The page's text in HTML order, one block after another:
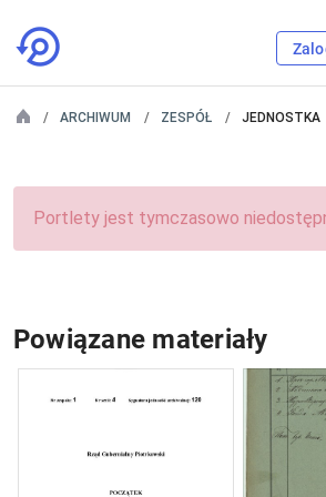
ARCHIWUM ZESPÓŁ JEDNOSTKA
Portlety jest tymczasowo
Powiązane materiały